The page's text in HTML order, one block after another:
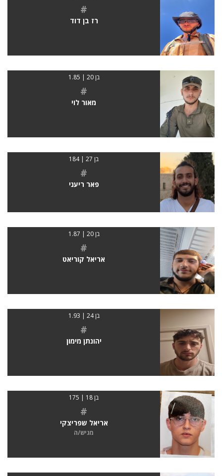
#
רז בן דוד
בן 20 | 1.85
#
מאור לוי
בן 27 | 184
#
פאר ריעני
בן 20 | 1.87
#
אריאל קוריאט
בן 24 | 1.93
#
יהונתן מימון
בן 18 | 175
#
אריאל שפריצקי
מגיש/ה